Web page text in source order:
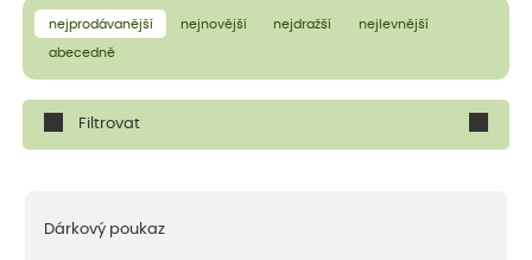
nejprodávanější nejnovější nejdražší nejlevnější
abecedně
Filtrovat
Dárkový poukaz